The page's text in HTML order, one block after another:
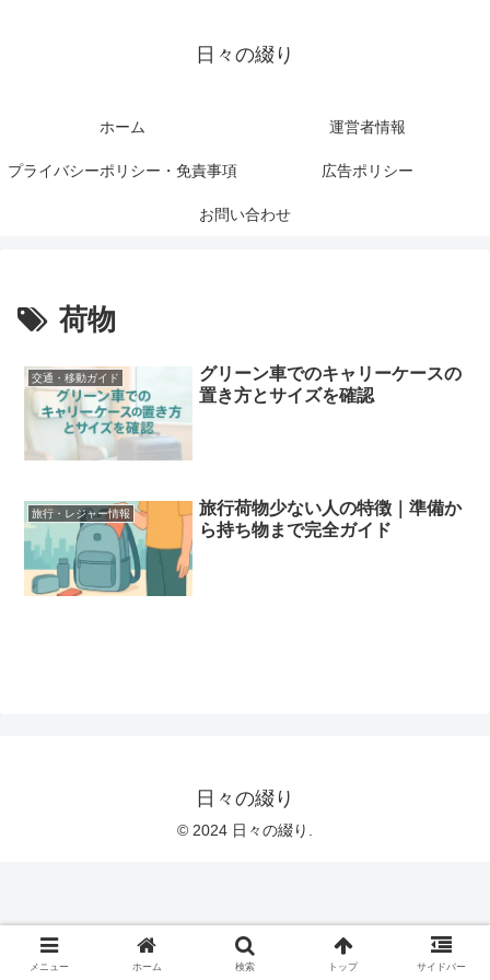
日々の綴り
ホーム 運営者情報
プライバシーポリシー・免責事項 広告ポリシー
お問い合わせ
荷物
交通・移動ガイド
グリーン車でのキャリーケースの
置き方とサイズを確認
旅行・レジャー情報
旅行荷物少ない人の特徴｜準備か
ら持ち物まで完全ガイド
日々の綴り
© 2024 日々の綴り.
メニュー ホーム 検索 トップ サイドバー